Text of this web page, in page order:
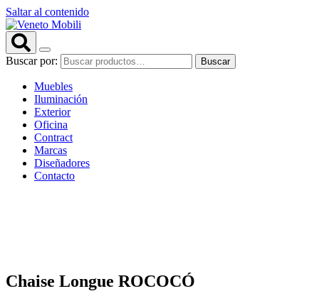
Saltar al contenido
Buscar por: Buscar
Muebles
Iluminación
Exterior
Oficina
Contract
Marcas
Diseñadores
Contacto
Chaise Longue ROCOCÓ